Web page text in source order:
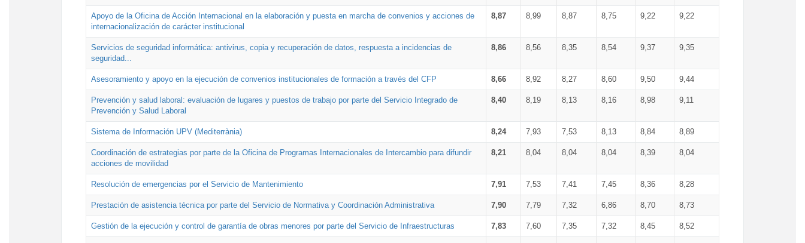
Apoyo de la Oficina de Acción Internacional en la elaboración y puesta en marcha de convenios y acciones de
internacionalización de carácter institucional
8,87 8,99 8,87 8,75 9,22 9,22
Servicios de seguridad informática: antivirus, copia y recuperación de datos, respuesta a incidencias de
seguridad...
8,86 8,56 8,35 8,54 9,37 9,35
Asesoramiento y apoyo en la ejecución de convenios institucionales de formación a través del CFP 8,66 8,92 8,27 8,60 9,50 9,44
Prevención y salud laboral: evaluación de lugares y puestos de trabajo por parte del Servicio Integrado de
Prevención y Salud Laboral
8,40 8,19 8,13 8,16 8,98 9,11
Sistema de Información UPV (Mediterrània) 8,24 7,93 7,53 8,13 8,84 8,89
Coordinación de estrategias por parte de la Oficina de Programas Internacionales de Intercambio para difundir
acciones de movilidad
8,21 8,04 8,04 8,04 8,39 8,04
Resolución de emergencias por el Servicio de Mantenimiento 7,91 7,53 7,41 7,45 8,36 8,28
Prestación de asistencia técnica por parte del Servicio de Normativa y Coordinación Administrativa 7,90 7,79 7,32 6,86 8,70 8,73
Gestión de la ejecución y control de garantía de obras menores por parte del Servicio de Infraestructuras 7,83 7,60 7,35 7,32 8,45 8,52